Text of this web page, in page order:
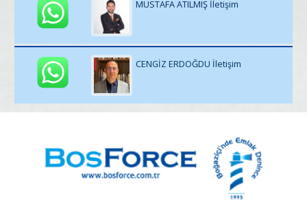
MUSTAFA ATILMIŞ İletişim
CENGİZ ERDOĞDU İletişim